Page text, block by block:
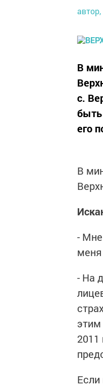
автор,
В
с.
быть
его
В
-
меня
- На
Если